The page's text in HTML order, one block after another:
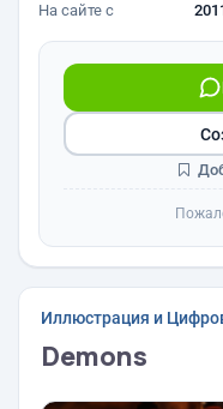
На сайте с
Иллюстрация и
Demons